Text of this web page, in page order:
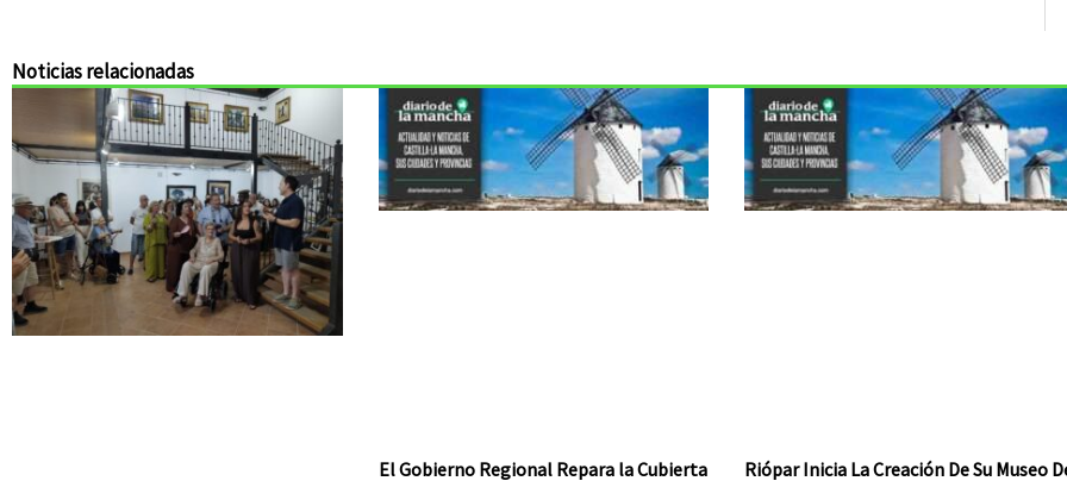
Noticias relacionadas
El Gobierno Regional Repara la Cubierta Riópar Inicia La Creación De Su Museo